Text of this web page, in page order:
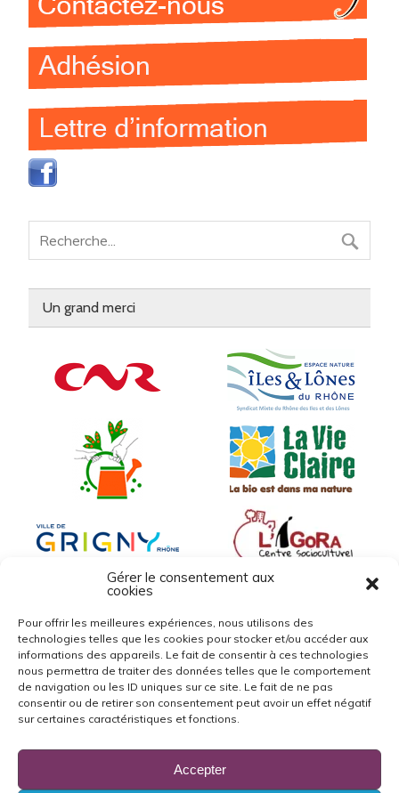
Gérer le consentement aux
cookies
Pour offrir les meilleures expériences, nous utilisons des
technologies telles que les cookies pour stocker et/ou accéder aux
informations des appareils. Le fait de consentir à ces technologies
nous permettra de traiter des données telles que le comportement
de navigation ou les ID uniques sur ce site. Le fait de ne pas
consentir ou de retirer son consentement peut avoir un effet négatif
sur certaines caractéristiques et fonctions.
Accepter
Un grand merci